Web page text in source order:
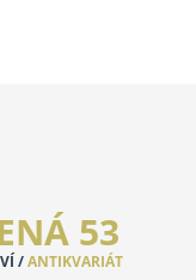
53
/ANTIKVARIÁT